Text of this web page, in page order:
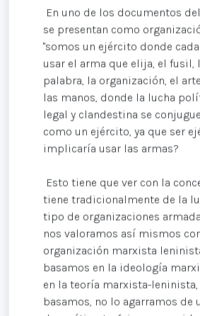
En uno de los documentos
se presentan como
"somos un ejército donde
usar el arma que elija, el fusil,
palabra, la organización, el
las manos, donde la lucha
legal y clandestina se
como un ejército, ya que ser
implicaría usar las armas?
Esto tiene que ver con la
tiene tradicionalmente de la
tipo de organizaciones
nos valoramos así mismos
organización marxista
basamos en la ideología
en la teoría marxista-
basamos, no lo agarramos de